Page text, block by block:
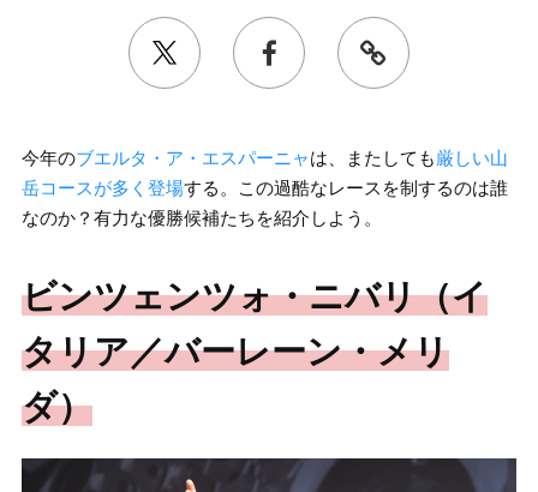
今年のブエルタ・ア・エスパーニャは、またしても厳しい山
岳コースが多く登場する。この過酷なレースを制するのは誰
なのか？有力な優勝候補たちを紹介しよう。
ビンツェンツォ・ニバリ（イ
タリア／バーレーン・メリ
ダ）